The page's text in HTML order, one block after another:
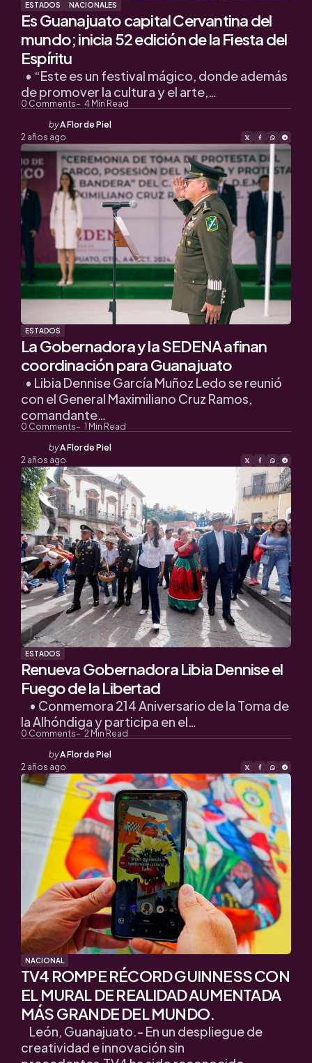
ESTADOS NACIONALES
Es Guanajuato capital Cervantina del
mundo; inicia 52 edición de la Fiesta del
Espíritu
0 Comments 4 Min Read
• “Este es un festival mágico, donde además
de promover la cultura y el arte,…
Posted
by
byA Flor de Piel
2 años ago
ESTADOS
La Gobernadora y la SEDENA afinan
coordinación para Guanajuato
0 Comments 1 Min Read
• Libia Dennise García Muñoz Ledo se reunió
con el General Maximiliano Cruz Ramos,
comandante…
Posted
by
byA Flor de Piel
2 años ago
ESTADOS
Renueva Gobernadora Libia Dennise el
Fuego de la Libertad
0 Comments 2 Min Read
• Conmemora 214 Aniversario de la Toma de
la Alhóndiga y participa en el…
Posted
by
byA Flor de Piel
2 años ago
NACIONAL
TV4 ROMPE RÉCORD GUINNESS CON
EL MURAL DE REALIDAD AUMENTADA
MÁS GRANDE DEL MUNDO.
León, Guanajuato.- En un despliegue de
creatividad e innovación sin